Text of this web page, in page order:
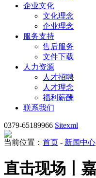
企业文化
文化理念
企业理念
服务支持
售后服务
文件下载
人力资源
人才招聘
人才理念
福利薪酬
联系我们
0379-65189966 Sitexml
当前位置： 首页 - 新闻中心
直击现场丨